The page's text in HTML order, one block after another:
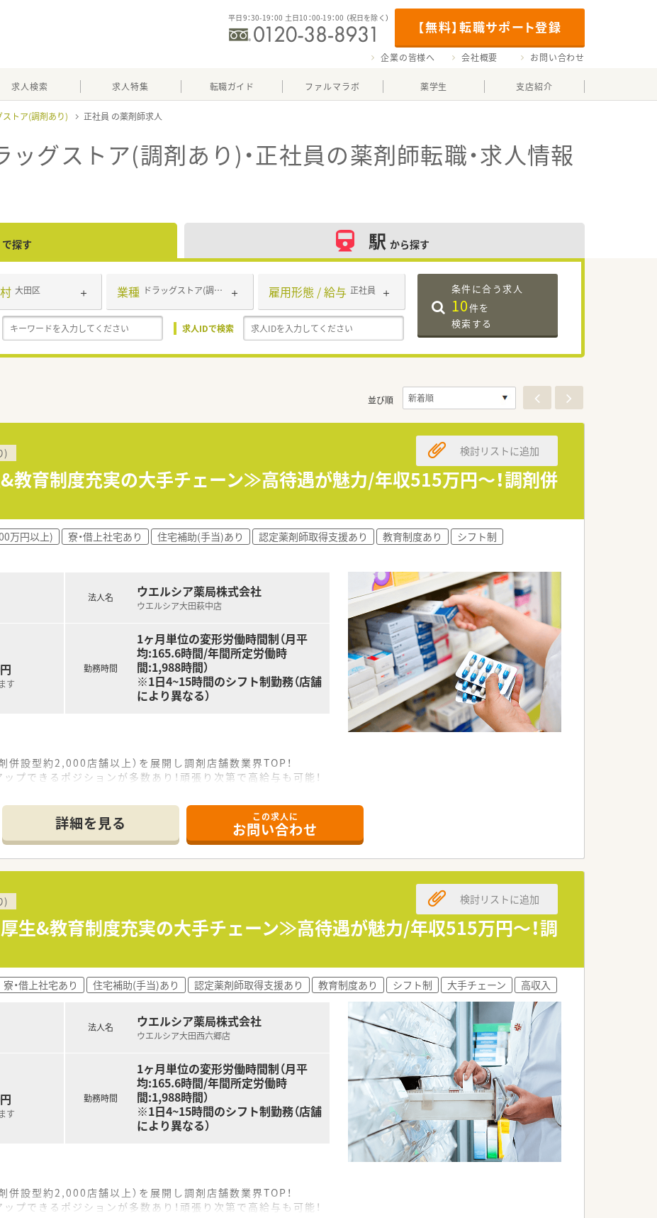
【無料】転職サポート登録
平日9：30-19：00 土日10：00-19：00 （祝日を除く）
企業の皆様へ 会社概要 お問い合わせ
求人検索 求人特集 転職ガイド ファルマラボ 薬学生 支店紹介
ストア(調剤あり) 正社員
ッグストア(調剤あり)・正社員の薬剤師転職・求人情報
で探す 駅 から探す
大田区 業種 ドラッグストア(調剤あり) 雇用形態 / 給与 正社員
求人IDで検索
条件に合う求人
10件を
検索する
並び順
)
教育制度充実の大手チェーン≫高待遇が魅力/年収515万円～！調剤併
検討リストに追加
万円以上) 寮・借上社宅あり 住宅補助(手当)あり 認定薬剤師取得支援あり 教育制度あり
シフト制
す
法人名 ウエルシア薬局株式会社
ウエルシア大田萩中店
勤務時間
1ヶ月単位の変形労働時間制（月平
均:165.6時間/年間所定労働時
間:1,988時間）
※1日4~15時間のシフト制勤務（店舗
により異なる）
設型約2,000店舗以上）を展開し調剤店舗数業界TOP！
プできるポジションが多数あり！頑張り次第で高給与も可能！
社内研修や外部組織と連携した研修を用意されています
そ活躍できるキャリアパスが多種多様に用意されています。
ジャーや営業部長等のマネジメントのポジションも増えます。
せるスペシャリストを目指すことも可能です。
部門等の本社スタッフなど活動領域は多種多様です。
おり、在宅医療へもしっかりと関わる事ができます。
で、時短制度は小学5年生まで時短勤務ができるよう変更予定です。
イフバランスが整っています
員割引制度など嬉しいメリットもたくさんあります！
詳細を見る この求人に
お問い合わせ
)
生&教育制度充実の大手チェーン≫高待遇が魅力/年収515万円～！調
検討リストに追加
寮・借上社宅あり 住宅補助(手当)あり 認定薬剤師取得支援あり 教育制度あり シフト制 大手チェーン 高収入
す
法人名 ウエルシア薬局株式会社
ウエルシア大田西六郷店
勤務時間
1ヶ月単位の変形労働時間制（月平
均:165.6時間/年間所定労働時
間:1,988時間）
※1日4~15時間のシフト制勤務（店舗
により異なる）
設型約2,000店舗以上）を展開し調剤店舗数業界TOP！
プできるポジションが多数あり！頑張り次第で高給与も可能！